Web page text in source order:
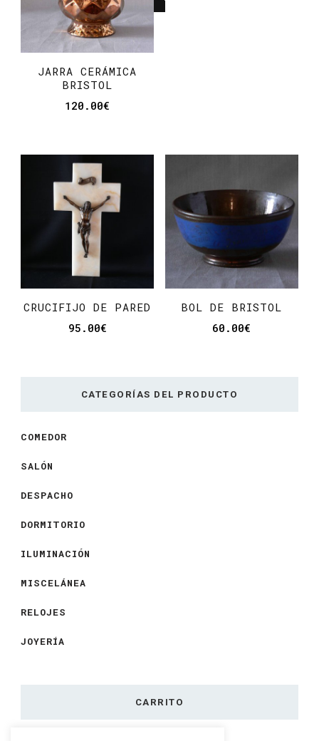
JARRA CERÁMICA
BRISTOL
120.00€
CRUCIFIJO DE PARED
95.00€
BOL DE BRISTOL
60.00€
CATEGORÍAS DEL PRODUCTO
COMEDOR
SALÓN
DESPACHO
DORMITORIO
ILUMINACIÓN
MISCELÁNEA
RELOJES
JOYERÍA
CARRITO